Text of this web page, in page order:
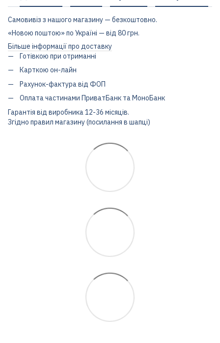
Самовивіз з нашого магазину — безкоштовно.
«Новою поштою» по Україні — від 80 грн.
Більше інформації про доставку
Готівкою при отриманні
Карткою он-лайн
Рахунок-фактура від ФОП
Оплата частинами ПриватБанк та МоноБанк
Гарантія від виробника 12-36 місяців.
Згідно правил магазину (посилання в шапці)